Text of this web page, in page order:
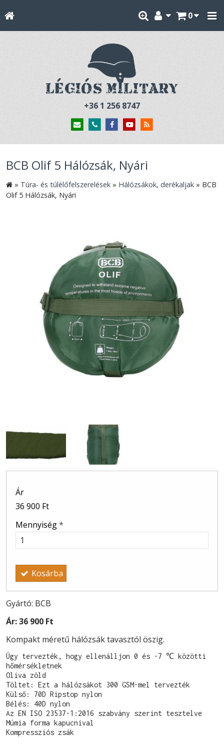
0
+36 1 256 8747
BCB Olif 5 Hálózsák, Nyári
» Túra- és túlélőfelszerelések » Hálózsákok, derékaljak » BCB
Olif 5 Hálózsák, Nyári
Ár
36 900 Ft
Mennyiség*
Kosárba
Gyártó: BCB
Ár:36 900 Ft
Kompakt méretű hálózsák tavasztól öszig.
Úgy tervezték, hogy ellenálljon 0 és -7 ℃ közötti
hőmérsékletnek
Oliva zöld
Töltet: Ezt a hálózsákot 300 GSM-mel tervezték
Külső: 70D Ripstop nylon
Bélés: 40D nylon
Az EN ISO 23537-1:2016 szabvány szerint tesztelve
Múmia forma kapucnival
Kompressziós zsák